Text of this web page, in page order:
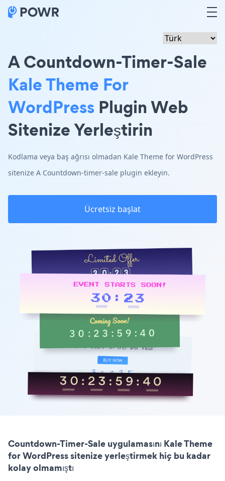
A Countdown-Timer-Sale
Kale Theme For
WordPress Plugin Web
Sitenize Yerleştirin
Kodlama veya baş ağrısı olmadan Kale Theme for WordPress
sitenize A Countdown-timer-sale plugin ekleyin.
Ücretsiz başlat
Countdown-Timer-Sale uygulamasını Kale Theme
for WordPress sitenize yerleştirmek hiç bu kadar
kolay olmamıştı